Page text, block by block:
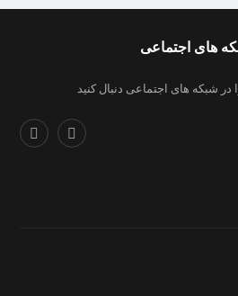
های اجتماعی
در شبکه های اجتماعی دنبال کنید